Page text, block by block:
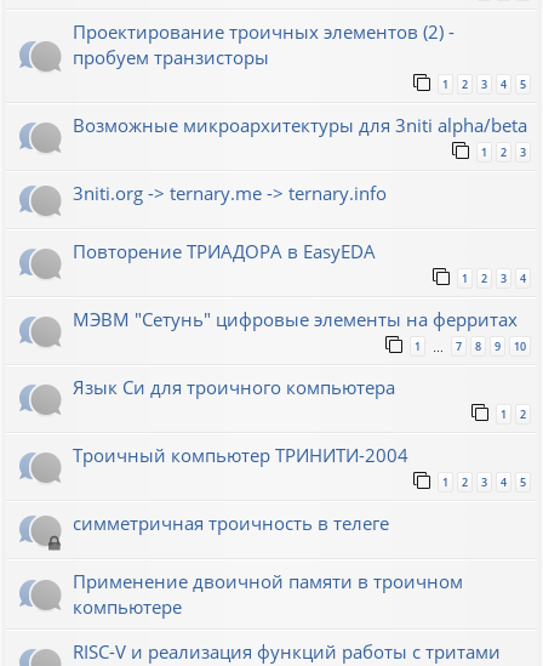
Проектирование троичных элементов (2) -
пробуем транзисторы
1 2 3 4 5
Возможные микроархитектуры для 3niti alpha/beta
1 2 3
3niti.org -> ternary.me -> ternary.info
Повторение ТРИАДОРА в EasyEDA
1 2 3 4
МЭВМ "Сетунь" цифровые элементы на ферритах
1 … 7 8 9 10
Язык Си для троичного компьютера
1 2
Троичный компьютер ТРИНИТИ-2004
1 2 3 4 5
симметричная троичность в телеге
Применение двоичной памяти в троичном
компьютере
RISC-V и реализация функций работы с тритами